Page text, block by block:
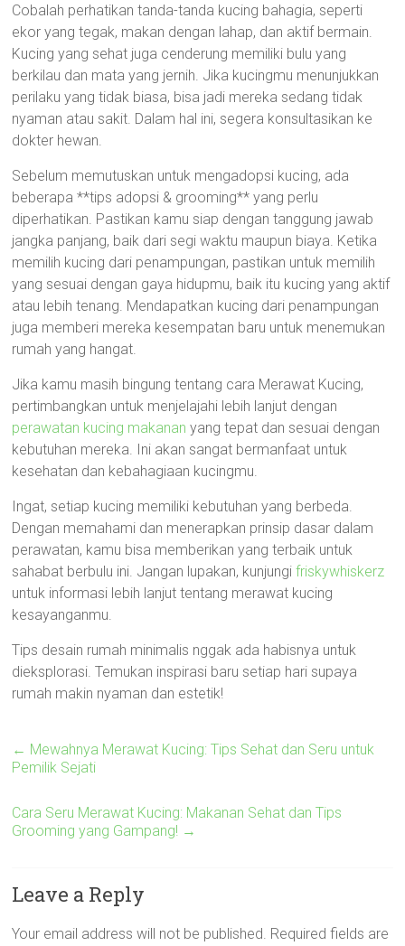
Cobalah perhatikan tanda-tanda kucing bahagia, seperti
ekor yang tegak, makan dengan lahap, dan aktif bermain.
Kucing yang sehat juga cenderung memiliki bulu yang
berkilau dan mata yang jernih. Jika kucingmu menunjukkan
perilaku yang tidak biasa, bisa jadi mereka sedang tidak
nyaman atau sakit. Dalam hal ini, segera konsultasikan ke
dokter hewan.
Sebelum memutuskan untuk mengadopsi kucing, ada
beberapa **tips adopsi & grooming** yang perlu
diperhatikan. Pastikan kamu siap dengan tanggung jawab
jangka panjang, baik dari segi waktu maupun biaya. Ketika
memilih kucing dari penampungan, pastikan untuk memilih
yang sesuai dengan gaya hidupmu, baik itu kucing yang aktif
atau lebih tenang. Mendapatkan kucing dari penampungan
juga memberi mereka kesempatan baru untuk menemukan
rumah yang hangat.
Jika kamu masih bingung tentang cara Merawat Kucing,
pertimbangkan untuk menjelajahi lebih lanjut dengan
perawatan kucing makanan yang tepat dan sesuai dengan
kebutuhan mereka. Ini akan sangat bermanfaat untuk
kesehatan dan kebahagiaan kucingmu.
Ingat, setiap kucing memiliki kebutuhan yang berbeda.
Dengan memahami dan menerapkan prinsip dasar dalam
perawatan, kamu bisa memberikan yang terbaik untuk
sahabat berbulu ini. Jangan lupakan, kunjungifriskywhiskerz
untuk informasi lebih lanjut tentang merawat kucing
kesayanganmu.
Tips desain rumah minimalis nggak ada habisnya untuk
dieksplorasi. Temukan inspirasi baru setiap hari supaya
rumah makin nyaman dan estetik!
← Mewahnya Merawat Kucing: Tips Sehat dan Seru untuk
Pemilik Sejati
Cara Seru Merawat Kucing: Makanan Sehat dan Tips
Grooming yang Gampang! →
Leave a Reply
Your email address will not be published. Required fields are